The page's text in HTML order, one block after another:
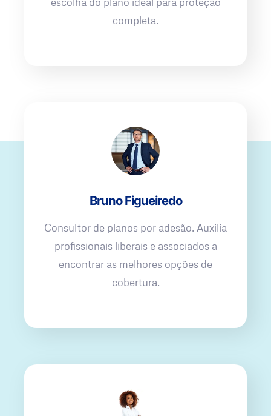
completa.
Bruno Figueiredo
Consultor de planos por adesão. Auxilia
profissionais liberais e associados a
encontrar as melhores opções de
cobertura.